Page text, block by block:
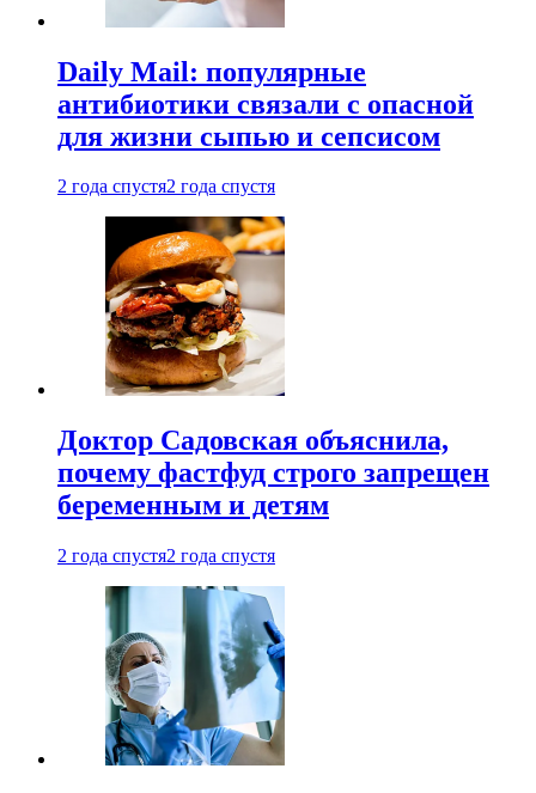
Daily Mail: популярные
антибиотики связали с опасной
для жизни сыпью и сепсисом
2 года спустя2 года спустя
Доктор Садовская объяснила,
почему фастфуд строго запрещен
беременным и детям
2 года спустя2 года спустя